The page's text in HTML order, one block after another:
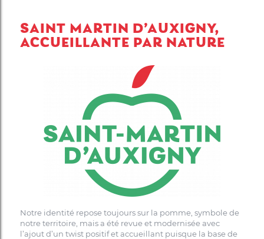
SAINT MARTIN D’AUXIGNY,
ACCUEILLANTE PAR NATURE
Notre identité repose toujours sur la pomme, symbole de
notre territoire, mais a été revue et modernisée avec
l’ajout d’un twist positif et accueillant puisque la base de